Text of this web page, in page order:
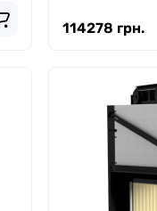
114278 грн.